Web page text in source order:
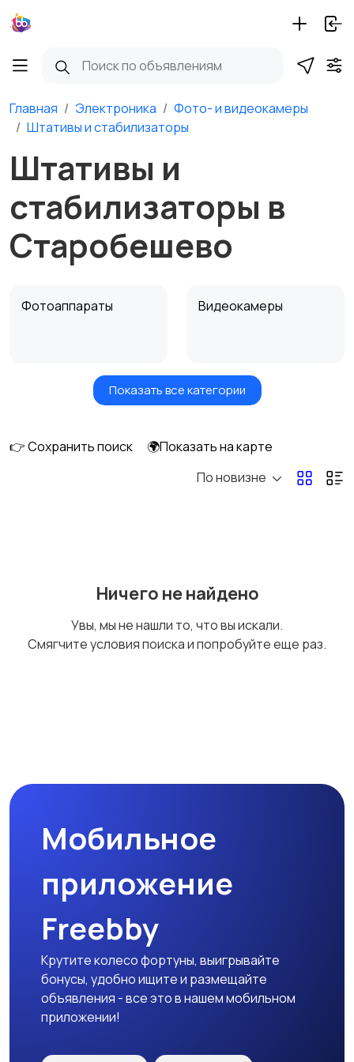
Главная Электроника
Фото- и видеокамеры
Штативы и стабилизаторы
Штативы и
стабилизаторы в
Старобешево
Фотоаппараты Видеокамеры
Видеонаблюдение Объективы
Аксессуары
стабилизаторы
оборудование
Показать все категории
👉 Сохранить поиск
🌍Показать на карте
По новизне
Ничего не найдено
Увы, мы не нашли то, что вы искали.
Смягчите условия поиска и попробуйте еще раз.
Мобильное
приложение
Freebby
Крутите колесо фортуны, выигрывайте
бонусы, удобно ищите и размещайте
объявления - все это в нашем мобильном
приложении!